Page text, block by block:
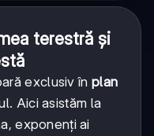
terestră și
exclusiv în plan
Aici asistăm la
exponenți ai